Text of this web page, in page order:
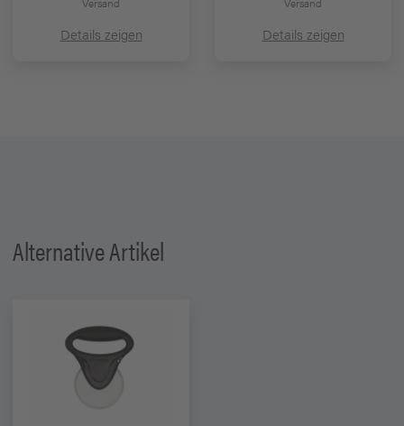
Details zeigen Details zeigen
Alternative Artikel